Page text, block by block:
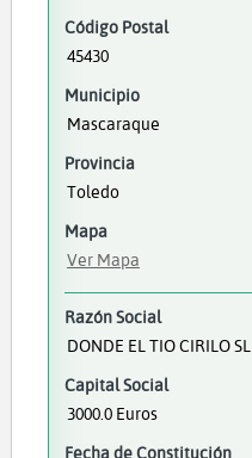
Código Postal
45430
Municipio
Mascaraque
Provincia
Toledo
Mapa
Ver Mapa
Razón Social
DONDE EL TIO CIRILO SL
Capital Social
3000.0 Euros
Fecha de Constitución